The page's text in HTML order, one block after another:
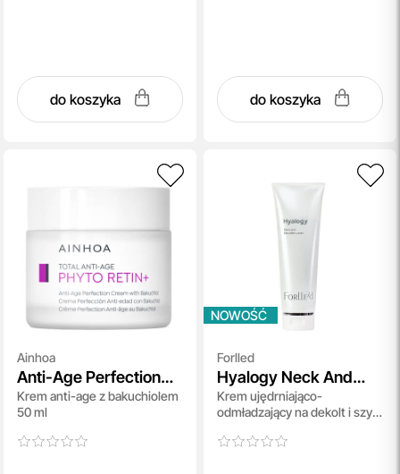
do koszyka do koszyka
Ainhoa
Anti-Age Perfection
Cream with Bakuchiol
Krem anti-age z bakuchiolem
50 ml
NOWOŚĆ
Forlled
Hyalogy Neck And
Decollete Cream
Krem ujędrniająco-
odmładzający na dekolt i szyję